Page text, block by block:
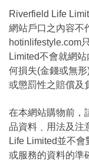
Riverfield Life
網站戶口之內容不
hotinlifestyle.com
Limited不會就網
何損失(金錢或無
或懲罰性之賠償及
在本網站購物前，
品資料﹑用法及注
Life Limited並不
或服務的資料的準